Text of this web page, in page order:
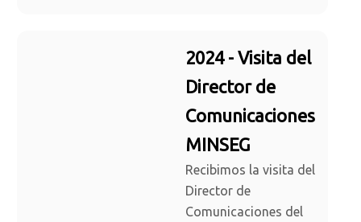
2024 - Visita del
Director de
Comunicaciones
MINSEG
Recibimos la visita del
Director de
Comunicaciones del